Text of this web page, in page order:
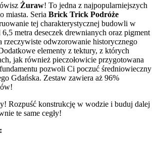
Żuraw! To jedna z najpopularniejszych
miasta. Seria Brick Trick Podróże
tej charakterystycznej budowli w
metra deseczek drewnianych oraz pigment
rzeczywiste odwzorowanie historycznego
elementy z tektury, z których
jak również pieczołowicie przygotowana
pozwoli Ci poczuć średniowieczny
Gdańska. Zestaw zawiera aż 96%
Rozpuść konstrukcję w wodzie i buduj dalej
te same cegły!